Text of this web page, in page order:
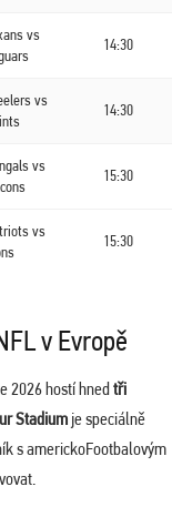
vs
14:30
vs
14:30
vs
15:30
vs
15:30
v Evropě
2026 hostí hnedtři
Stadium je speciálně
s americkoFootbalovým